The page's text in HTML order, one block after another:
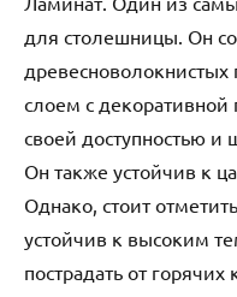
для столешницы. Он
слоем с декоративной
своей доступностью
Он также устойчив к
Однако, стоит
устойчив к высоким
пострадать от горячих